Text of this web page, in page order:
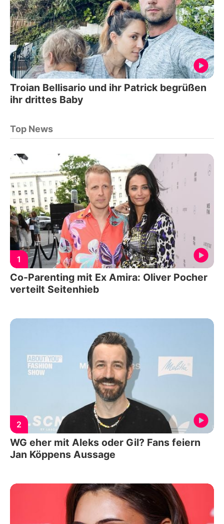
Troian Bellisario und ihr Patrick begrüßen
ihr drittes Baby
Top News
1
Co-Parenting mit Ex Amira: Oliver Pocher
verteilt Seitenhieb
2
WG eher mit Aleks oder Gil? Fans feiern
Jan Köppens Aussage